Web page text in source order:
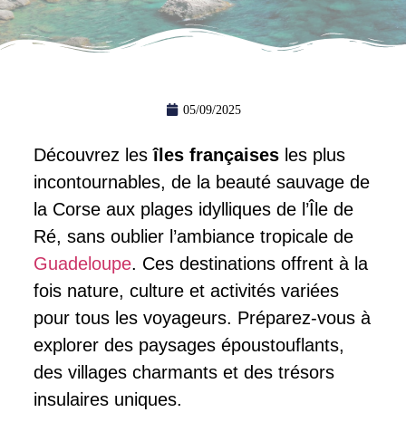
05/09/2025
Découvrez lesîles françaisesles plus
incontournables, de la beauté sauvage de
la Corse aux plages idylliques de l’Île de
Ré, sans oublier l’ambiance tropicale de
Guadeloupe. Ces destinations offrent à la
fois nature, culture et activités variées
pour tous les voyageurs. Préparez-vous à
explorer des paysages époustouflants,
des villages charmants et des trésors
insulaires uniques.